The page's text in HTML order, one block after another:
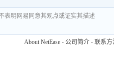
表明网易同意其观点或证实其描述
About NetEase - 公司简介 - 联系方